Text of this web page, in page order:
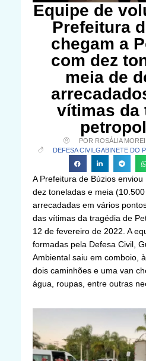
Equipe de
Prefeitura
chegam a
com dez
meia de
vítimas da
POR ROSÁLIA
DEFESA CIVILGABINETE DO
A Prefeitura de Búzios
dez toneladas e meia
arrecadadas em vários
das vítimas da tragédia de
12 de fevereiro de 2022. A
formadas pela Defesa Civil,
Ambiental saiu em comboio,
dois caminhões e uma van
água, roupas, entre outras